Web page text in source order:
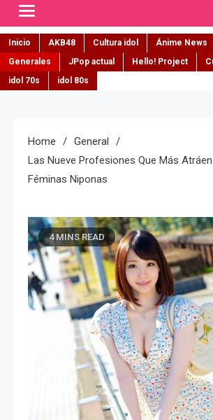
Inicio AKB48 Cultura idol Ánime News
Generales
JPop actual Hello! Project
idol 70s
idol 80s
Home
General
Las Nueve Profesiones Que Más
Féminas Niponas
4 MINS READ